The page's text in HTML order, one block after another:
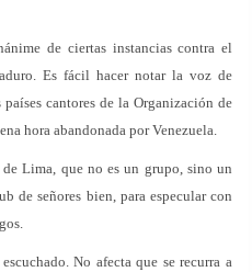
de ciertas instancias contra el
Es fácil hacer notar la voz de
cantores de la Organización de
hora abandonada por Venezuela.
Lima, que no es un grupo, sino un
de señores bien, para especular con
No afecta que se recurra a